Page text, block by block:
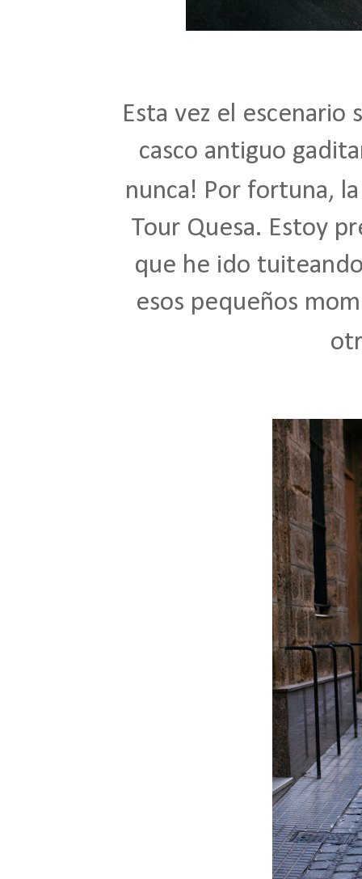
Esta vez el escenario
casco antiguo
nunca! Por fortuna,
Tour Quesa. Estoy
que he ido
esos pequeños